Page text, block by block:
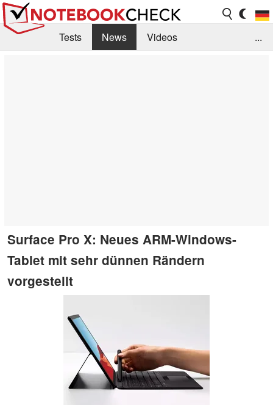
Tests News
Videos
...
Surface Pro X: Neues ARM-Windows-
Tablet mit sehr dünnen Rändern
vorgestellt